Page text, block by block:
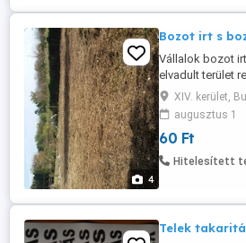
4
Bozot irt s
Vállalok bozot
elvadult terület
XIV. kerület,
augusztus 1
60 Ft
Hitelesített
Telek